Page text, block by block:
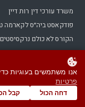
משרד עורכי דין רות דיין
פודקאסט ביה״ס לקארמה
הקורס לא כולם נרקסיסטים
הקורס מתחילה מחדש
מדריך צוואות וירושות
המדריך לגירושין
מדיניות פרטיות
אנו משתמשים בעוגיות
פרטיות
דחה הכול קבל